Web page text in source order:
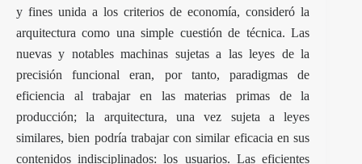
y fines unida a los criterios de economía, consideró la
arquitectura como una simple cuestión de técnica. Las
nuevas y notables machinas sujetas a las leyes de la
precisión funcional eran, por tanto, paradigmas de
eficiencia al trabajar en las materias primas de la
producción; la arquitectura, una vez sujeta a leyes
similares, bien podría trabajar con similar eficacia en sus
contenidos indisciplinados: los usuarios. Las eficientes